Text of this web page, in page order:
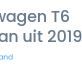
T6
uit 2019